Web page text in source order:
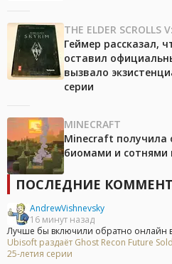
THE ELDER SCROLLS
Геймер рассказал,
оставил
вызвало
серии
MINECRAFT
Minecraft получила
биомами и сотнями
ПОСЛЕДНИЕ
AndrewVishnevsky
16 минут назад
Лучше бы включили обратно онлайн
Ubisoft раздаёт Ghost Recon Future
25-летия серии